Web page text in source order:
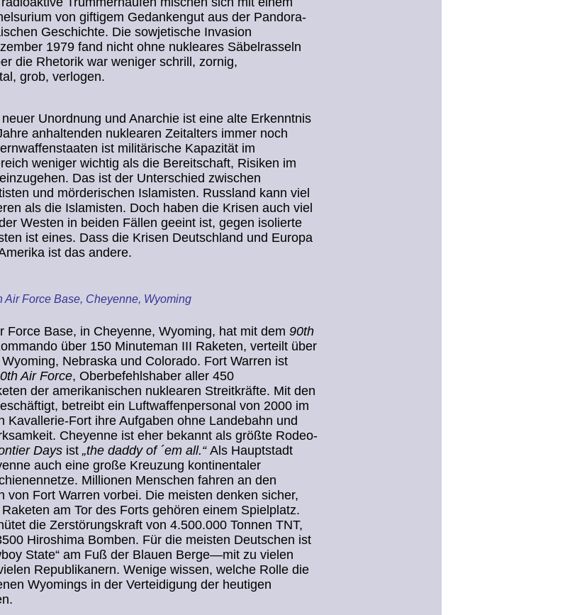
von giftigem Gedankengut aus der Pandora-
Geschichte. Die sowjetische Invasion
1979 fand nicht ohne nukleares Säbelrasseln
die Rhetorik war weniger schrill, zornig,
grob, verlogen.
Unordnung und Anarchie ist eine alte Erkenntnis
anhaltenden nuklearen Zeitalters immer noch
ist militärische Kapazität im
weniger wichtig als die Bereitschaft, Risiken im
Das ist der Unterschied zwischen
und mörderischen Islamisten. Russland kann viel
als die Islamisten. Doch haben die Krisen auch viel
Westen in beiden Fällen geeint ist, gegen isolierte
ist eines. Dass die Krisen Deutschland und Europa
ist das andere.
Air Force Base, Cheyenne, Wyoming
Force Base, in Cheyenne, Wyoming, hat mit dem 90th
über 150 Minuteman III Raketen, verteilt über
Nebraska und Colorado. Fort Warren ist
Air Force, Oberbefehlshaber aller 450
der amerikanischen nuklearen Streitkräfte. Mit den
betreibt ein Luftwaffenpersonal von 2000 im
Kavallerie-Fort ihre Aufgaben ohne Landebahn und
Cheyenne ist eher bekannt als größte Rodeo-
Days ist „the daddy of ´em all.“Als Hauptstadt
auch eine große Kreuzung kontinentaler
Millionen Menschen fahren an den
von Fort Warren vorbei. Die meisten denken sicher,
am Tor des Forts gehören einem Spielplatz.
die Zerstörungskraft von 4.500.000 Tonnen TNT,
Hiroshima Bomben. Für die meisten Deutschen ist
State“ am Fuß der Blauen Berge—mit zu vielen
Republikanern. Wenige wissen, welche Rolle die
Wyomings in der Verteidigung der heutigen